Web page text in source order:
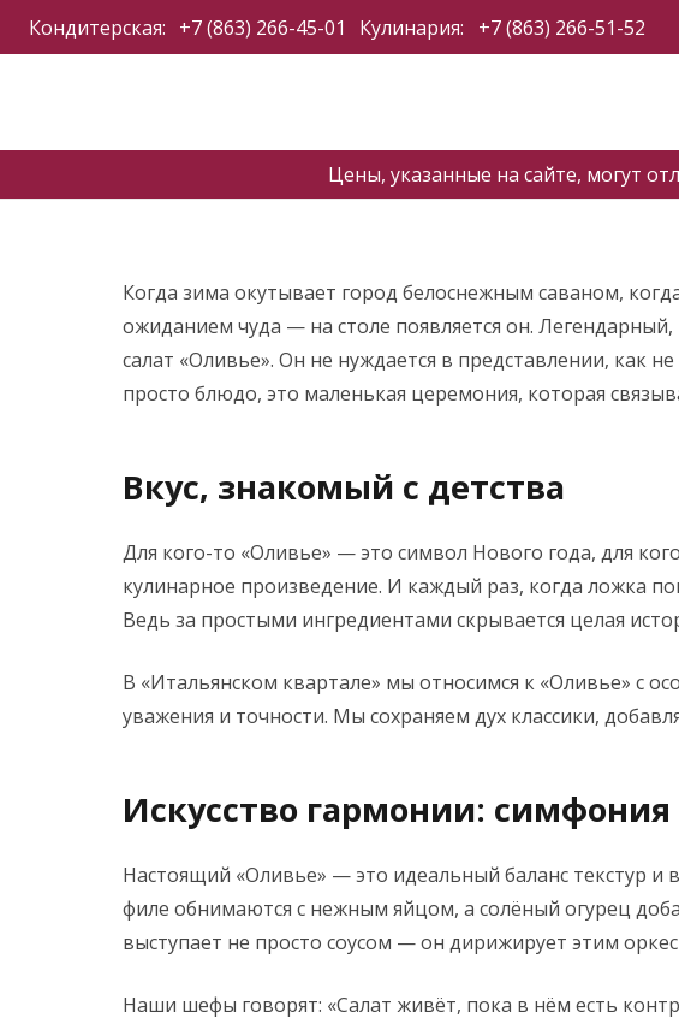
Кондитерская: +7 (863) 266-45-01 Кулинария: +7 (863) 266-51-52
Цены, указанные на сайте, могут
Когда зима окутывает город белоснежным саваном,
ожиданием чуда — на столе появляется он.
салат «Оливье». Он не нуждается в представлении, как
просто блюдо, это маленькая церемония, которая
Вкус, знакомый с детства
Для кого-то «Оливье» — это символ Нового года, для
кулинарное произведение. И каждый раз, когда ложка
Ведь за простыми ингредиентами скрывается целая
В «Итальянском квартале» мы относимся к «Оливье» с
уважения и точности. Мы сохраняем дух классики,
Искусство гармонии: симфония
Настоящий «Оливье» — это идеальный баланс текстур и
филе обнимаются с нежным яйцом, а солёный огурец
выступает не просто соусом — он дирижирует этим
Наши шефы говорят: «Салат живёт, пока в нём есть